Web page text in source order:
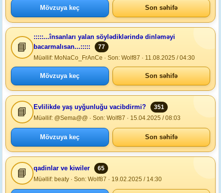
Mövzuya keç Son səhifə
📘
:::::...însanları yalan söylədiklərində dinləməyi
bacarmalısan...:::::
77
Müəllif: MoNaCo_FrAnCe · Son: Wolf87 · 11.08.2025 / 04:30
Mövzuya keç Son səhifə
📘 Evlilikde yaş uyğunluğu vacibdirmi?
351
Müəllif: @Sema@@ · Son: Wolf87 · 15.04.2025 / 08:03
Mövzuya keç Son səhifə
📘 qadinlar ve kiwiler
65
Müəllif: beaty · Son: Wolf87 · 19.02.2025 / 14:30